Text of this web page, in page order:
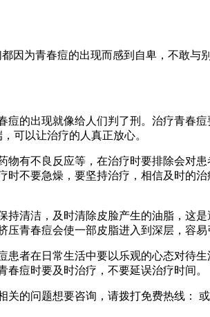
因为青春痘的出现而感到自卑，不敢与
的出现就像给人们判了刑。治疗青春
可以让治疗的人真正放心。
有不良反应等，在治疗时要排除会对
不要急燥，要坚持治疗，相信及时的
清洁，及时清除皮脸产生的油脂，这是
青春痘会使一部皮脂进入到深层，容易
者在日常生活中要以乐观的心态对待
痘时要及时治疗，不要延误治疗时间。
的问题想要咨询，请拨打免费热线：